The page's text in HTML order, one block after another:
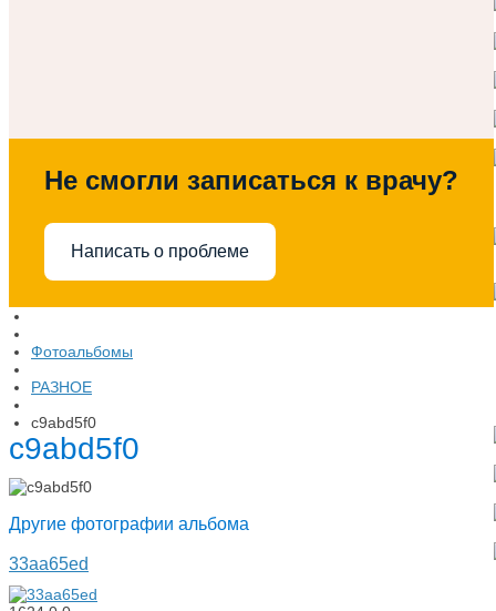
Не смогли записаться к врачу?
Написать о проблеме
Фотоальбомы
РАЗНОЕ
c9abd5f0
c9abd5f0
Другие фотографии альбома
33aa65ed